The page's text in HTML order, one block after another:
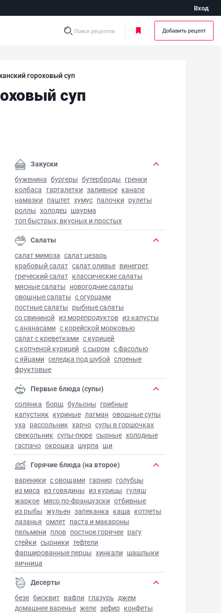
Вход
Поиск рецептов Добавить рецепт
гороховый суп
суп
в горшочке - азербайджанский гороховый суп - фото
Закуски
буженина бургеры бутерброды гренки
колбаса тарталетки заливное канапе
намазки паштет хумус палочки рулеты
роллы холодец шаурма
топ быстрых, вкусных и простых
Салаты
салат мимоза салат цезарь
крабовый салат салат оливье винегрет
греческий салат классические салаты
мясные салаты новогодние салаты
овощные салаты с огурцами
постные салаты рыбные салаты
со свининой из морепродуктов из капусты
с ананасами с корейской морковью
салат с креветками с курицей
с копченой курицей с сыром с фасолью
с яйцами селедка под шубой слоеные
фруктовые
Первые блюда (супы)
солянка борщ бульоны грибные
капустняк куриные лагман овощные супы
уха рассольник харчо супы в горшочках
свекольник супы-пюре сырные холодные
гаспачо окрошка шурпа щи
Горячие блюда (на второе)
вареники с овощами гарнир голубцы
из мяса из говядины из курицы гуляш
жаркое мясо по-французски отбивные
из рыбы жульен запеканка каша котлеты
лазанья омлет паста и макароны
пельмени плов постное горячее рагу
стейки сырники тефтели
фаршированные перцы хинкали шашлыки
яичница
Десерты
безе бисквит вафли глазурь джем
домашнее варенье желе зефир конфеты